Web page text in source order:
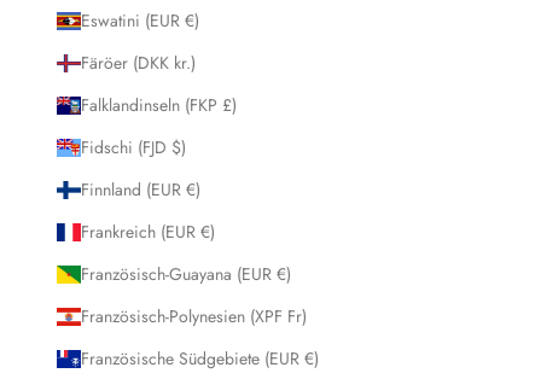
Eswatini (EUR €)
Färöer (DKK kr.)
Falklandinseln (FKP £)
Fidschi (FJD $)
Finnland (EUR €)
Frankreich (EUR €)
Französisch-Guayana (EUR €)
Französisch-Polynesien (XPF Fr)
Französische Südgebiete (EUR €)